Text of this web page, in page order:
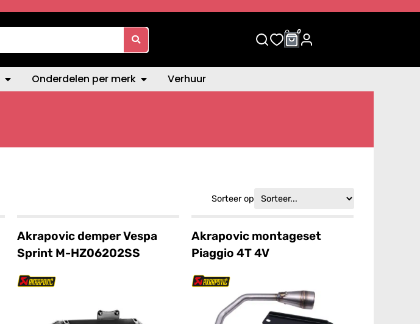
0 0
Onderdelen per merk Verhuur
Sorteer op
Akrapovic demper Vespa
Sprint M-HZ06202SS
Akrapovic montageset
Piaggio 4T 4V